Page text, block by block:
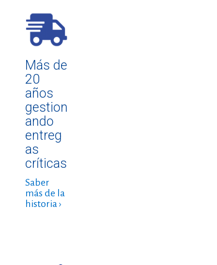
Más de
20
años
gestion
ando
entreg
as
críticas
Saber
más de la
historia ›